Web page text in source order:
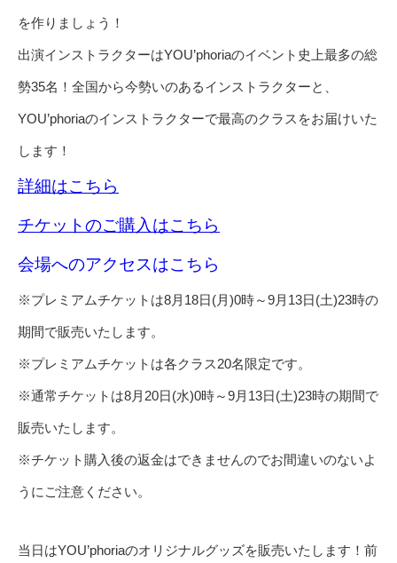
を作りましょう！
出演インストラクターはYOU’phoriaのイベント史上最多の総
勢35名！全国から今勢いのあるインストラクターと、
YOU’phoriaのインストラクターで最高のクラスをお届けいた
します！
詳細はこちら
チケットのご購入はこちら
会場へのアクセスはこちら
※プレミアムチケットは8月18日(月)0時～9月13日(土)23時の
期間で販売いたします。
※プレミアムチケットは各クラス20名限定です。
※通常チケットは8月20日(水)0時～9月13日(土)23時の期間で
販売いたします。
※チケット購入後の返金はできませんのでお間違いのないよ
うにご注意ください。
当日はYOU’phoriaのオリジナルグッズを販売いたします！前